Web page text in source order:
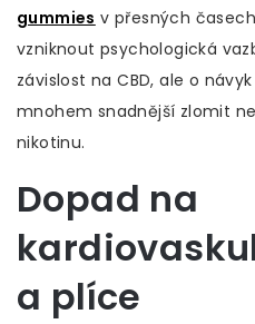
gummies v přesných
vzniknout psychologická
závislost na CBD, ale o
mnohem snadnější zlomit
nikotinu.
Dopad na
a plíce